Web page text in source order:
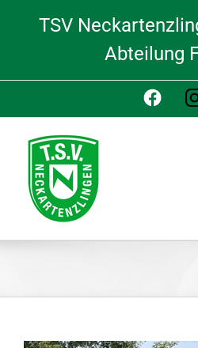
TSV
Abteilung